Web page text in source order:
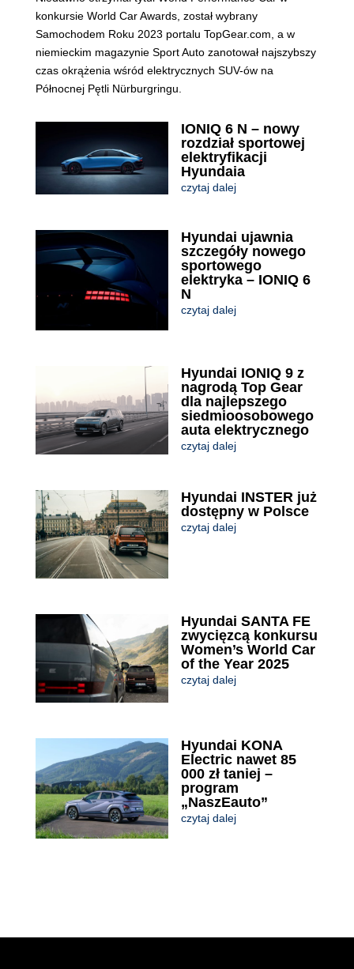
konkursie World Car Awards, został wybrany
Samochodem Roku 2023 portalu TopGear.com, a w
niemieckim magazynie Sport Auto zanotował najszybszy
czas okrążenia wśród elektrycznych SUV-ów na
Północnej Pętli Nürburgringu.
IONIQ 6 N – nowy
rozdział sportowej
elektryfikacji
Hyundaia
czytaj dalej
Hyundai ujawnia
szczegóły nowego
sportowego
elektryka – IONIQ 6
N
czytaj dalej
Hyundai IONIQ 9 z
nagrodą Top Gear
dla najlepszego
siedmioosobowego
auta elektrycznego
czytaj dalej
Hyundai INSTER już
dostępny w Polsce
czytaj dalej
Hyundai SANTA FE
zwycięzcą konkursu
Women’s World Car
of the Year 2025
czytaj dalej
Hyundai KONA
Electric nawet 85
000 zł taniej –
program
„NaszEauto”
czytaj dalej